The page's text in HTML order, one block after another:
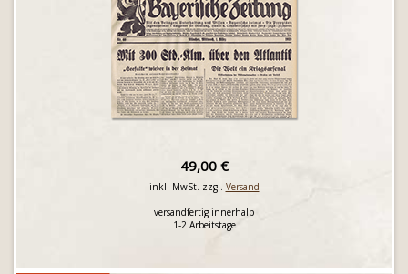
49,00 €
inkl. MwSt. zzgl. Versand
versandfertig innerhalb
1-2 Arbeitstage